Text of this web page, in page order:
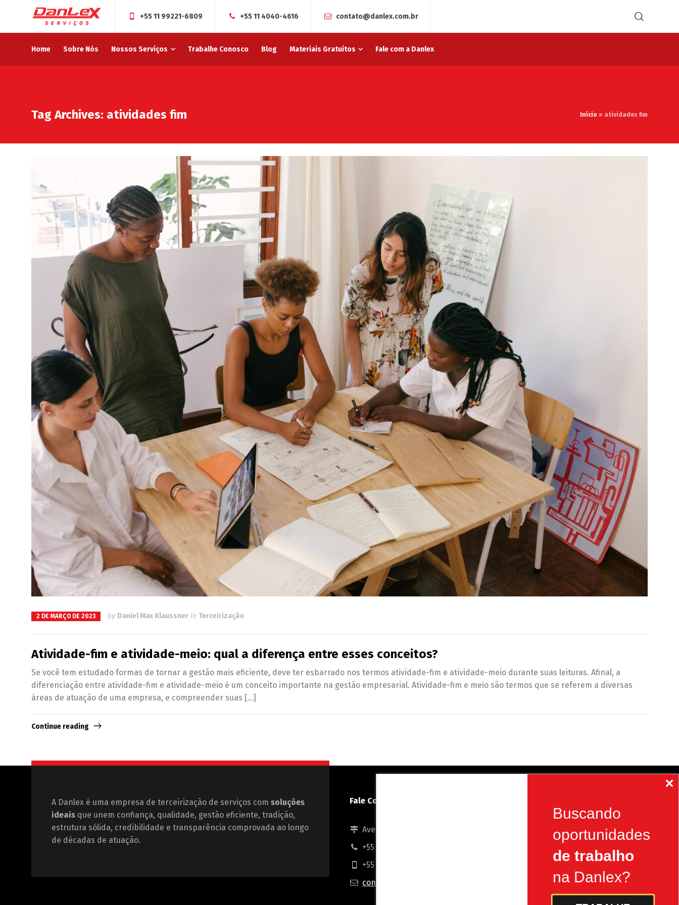
Buscando
oportunidades
de trabalho
na Danlex?
+55 11 99221-6809 +55 11 4040-4616 contato@danlex.com.br
Home Sobre Nós Nossos Serviços Trabalhe Conosco Blog Materiais Gratuitos Fale com a Danlex
Tag Archives: atividades fim Início » atividades fim
2 DE MARÇO DE 2023 by Daniel Max Klaussner in Terceirização
Atividade-fim e atividade-meio: qual a diferença entre esses conceitos?
Se você tem estudado formas de tornar a gestão mais eficiente, deve ter esbarrado nos termos atividade-fim e atividade-meio durante suas leituras. Afinal, a
diferenciação entre atividade-fim e atividade-meio é um conceito importante na gestão empresarial. Atividade-fim e meio são termos que se referem a diversas
áreas de atuação de uma empresa, e compreender suas […]
Continue reading
A Danlex é uma empresa de terceirização de serviços com soluções
ideais que unem confiança, qualidade, gestão eficiente, tradição,
estrutura sólida, credibilidade e transparência comprovada ao longo
de décadas de atuação.
Fale Conosco
Avenida Interlagos, 6872
+55 11 4040-4616
+55 11 99221-6809
contato@danlex.com.br
Facebook
LinkedIn
Instagram